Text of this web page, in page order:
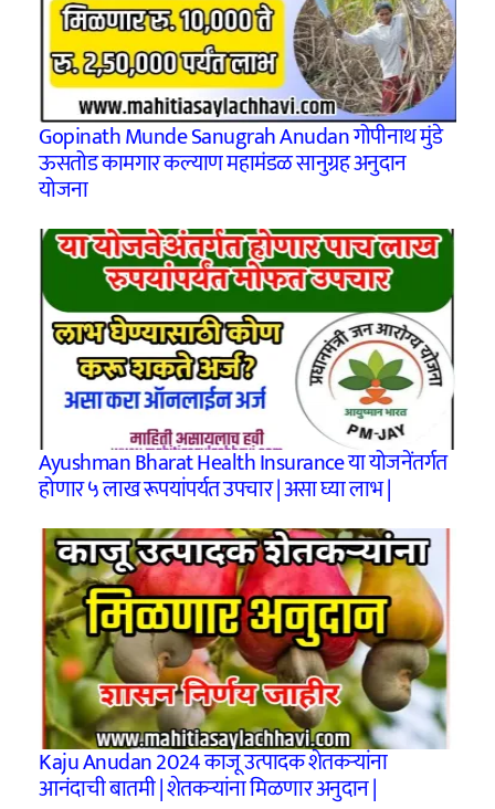
Gopinath Munde Sanugrah Anudan गोपीनाथ मुंडे
ऊसतोड कामगार कल्याण महामंडळ सानुग्रह अनुदान
योजना
Ayushman Bharat Health Insurance या योजनेंतर्गत
होणार ५ लाख रूपयांपर्यत उपचार | असा घ्या लाभ |
Kaju Anudan 2024 काजू उत्पादक शेतकऱ्यांना
आनंदाची बातमी | शेतकऱ्यांना मिळणार अनुदान |